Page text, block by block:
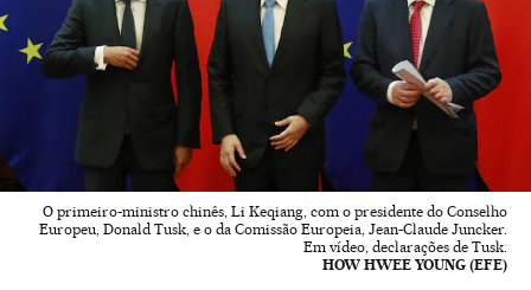
O primeiro-ministro chinês, Li Keqiang, com o presidente do Conselho
Europeu, Donald Tusk, e o da Comissão Europeia, Jean-Claude Juncker.
Em vídeo, declarações de Tusk.
HOW HWEE YOUNG (EFE)